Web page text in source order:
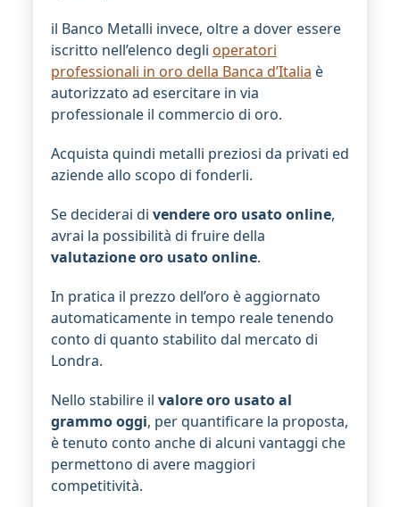
il Banco Metalli invece, oltre a dover essere
iscritto nell’elenco degli operatori
professionali in oro della Banca d’Italia è
autorizzato ad esercitare in via
professionale il commercio di oro.
Acquista quindi metalli preziosi da privati ed
aziende allo scopo di fonderli.
Se deciderai di vendere oro usato online,
avrai la possibilità di fruire della
valutazione oro usato online.
In pratica il prezzo dell’oro è aggiornato
automaticamente in tempo reale tenendo
conto di quanto stabilito dal mercato di
Londra.
Nello stabilire il valore oro usato al
grammo oggi, per quantificare la proposta,
è tenuto conto anche di alcuni vantaggi che
permettono di avere maggiori
competitività.